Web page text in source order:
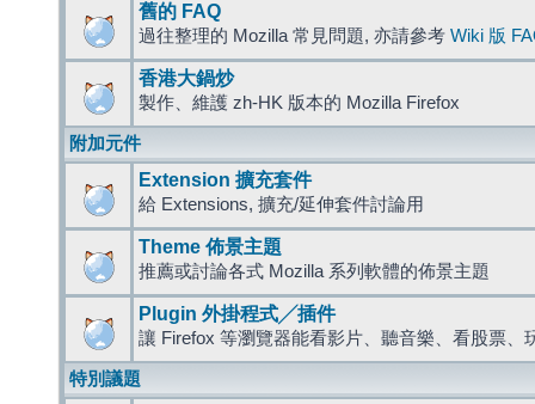
舊的 FAQ
過往整理的 Mozilla 常見問題, 亦請參考 Wiki 版
香港大鍋炒
製作、維護 zh-HK 版本的 Mozilla Firefox
附加元件
Extension 擴充套件
給 Extensions, 擴充/延伸套件討論用
Theme 佈景主題
推薦或討論各式 Mozilla 系列軟體的佈景主題
Plugin 外掛程式╱插件
讓 Firefox 等瀏覽器能看影片、聽音樂、看股票、
特別議題